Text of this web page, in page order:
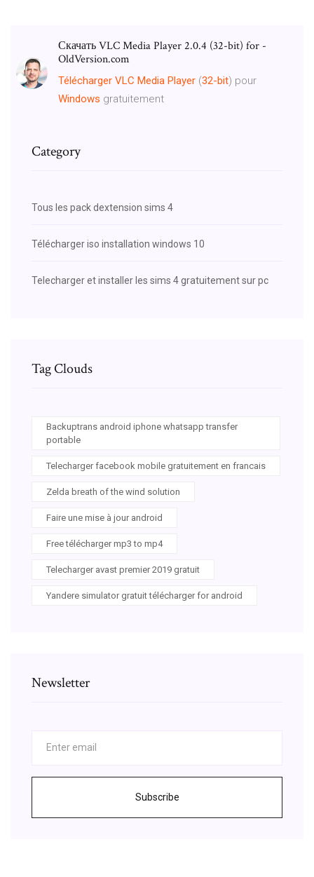
Скачать VLC Media Player 2.0.4 (32-bit) for -
OldVersion.com
Télécharger VLC Media Player (32-bit) pour
Windows gratuitement
Category
Tous les pack dextension sims 4
Télécharger iso installation windows 10
Telecharger et installer les sims 4 gratuitement sur pc
Tag Clouds
Backuptrans android iphone whatsapp transfer
portable
Telecharger facebook mobile gratuitement en francais
Zelda breath of the wind solution
Faire une mise à jour android
Free télécharger mp3 to mp4
Telecharger avast premier 2019 gratuit
Yandere simulator gratuit télécharger for android
Newsletter
Subscribe